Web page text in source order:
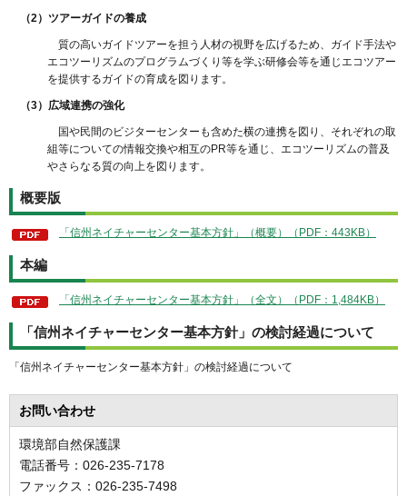
（2）ツアーガイドの養成
質の高いガイドツアーを担う人材の視野を広げるため、ガイド手法や
エコツーリズムのプログラムづくり等を学ぶ研修会等を通じエコツアー
を提供するガイドの育成を図ります。
（3）広域連携の強化
国や民間のビジターセンターも含めた横の連携を図り、それぞれの取
組等についての情報交換や相互のPR等を通じ、エコツーリズムの普及
やさらなる質の向上を図ります。
概要版
「信州ネイチャーセンター基本方針」（概要）（PDF：443KB）
本編
「信州ネイチャーセンター基本方針」（全文）（PDF：1,484KB）
「信州ネイチャーセンター基本方針」の検討経過について
「信州ネイチャーセンター基本方針」の検討経過について
お問い合わせ
環境部自然保護課
電話番号：026-235-7178
ファックス：026-235-7498